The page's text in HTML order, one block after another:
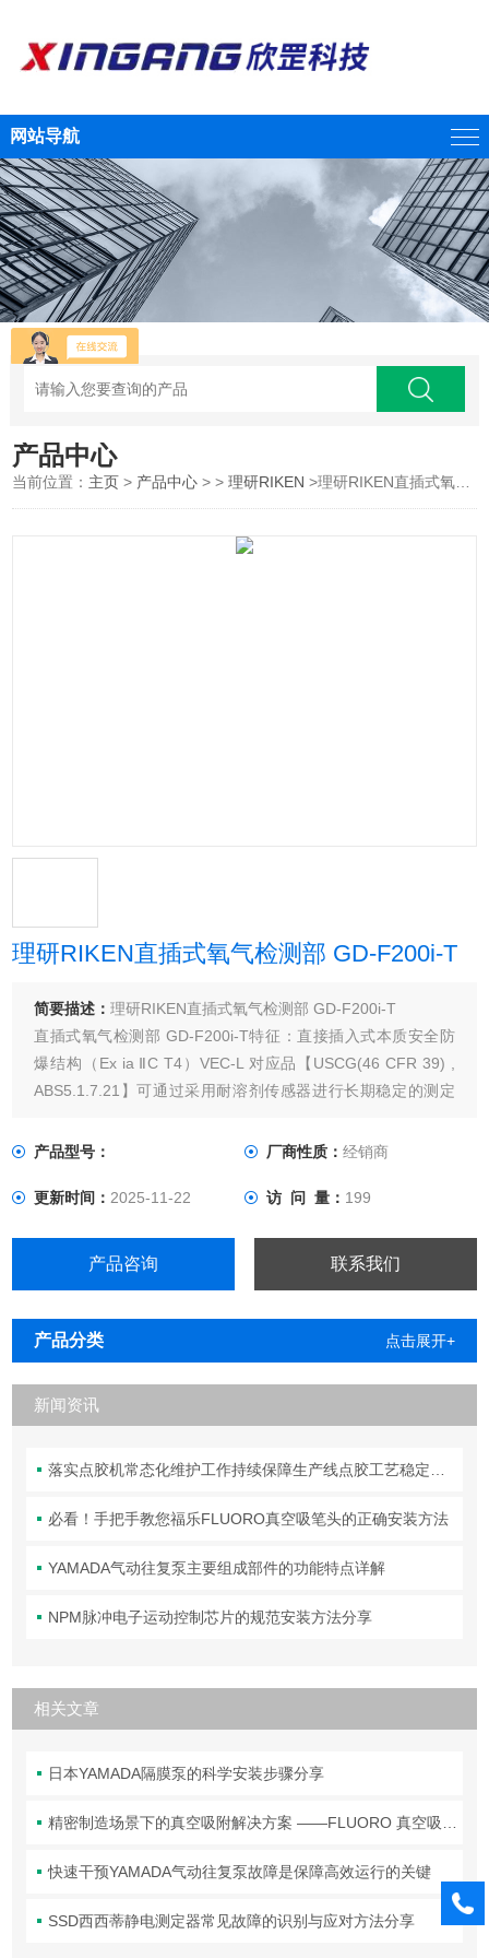
网站导航
产品中心
当前位置： 主页 > 产品中心 > >理研RIKEN >理研RIKEN直插式氧气检测部 GD-F200i-T
理研RIKEN直插式氧气检测部 GD-F200i-T
简要描述：理研RIKEN直插式氧气检测部 GD-F200i-T
直插式氧气检测部 GD-F200i-T特征：直接插入式本质安全防
爆结构（Ex ia ⅡC T4）VEC-L 对应品【USCG(46 CFR 39) ,
ABS5.1.7.21】可通过采用耐溶剂传感器进行长期稳定的测定
产品型号：
厂商性质： 经销商
更新时间：2025-11-22 访 问 量： 199
产品咨询 联系我们
产品分类 点击展开+
新闻资讯
落实点胶机常态化维护工作持续保障生产线点胶工艺稳定合规
必看！手把手教您福乐FLUORO真空吸笔头的正确安装方法
YAMADA气动往复泵主要组成部件的功能特点详解
NPM脉冲电子运动控制芯片的规范安装方法分享
相关文章
日本YAMADA隔膜泵的科学安装步骤分享
精密制造场景下的真空吸附解决方案 ——FLUORO 真空吸笔头技术解析
快速干预YAMADA气动往复泵故障是保障高效运行的关键
SSD西西蒂静电测定器常见故障的识别与应对方法分享